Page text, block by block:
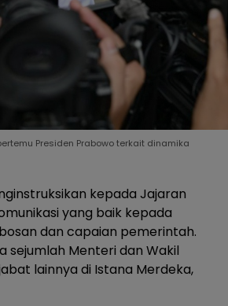
Presiden Prabowo terkait dinamika
kepada Jajaran
yang baik kepada
dan capaian pemerintah.
sejumlah Menteri dan Wakil
lainnya di Istana Merdeka,